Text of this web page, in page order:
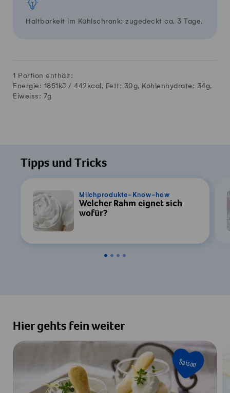
Haltbarkeit im Kühlschrank: zugedeckt ca. 3 Tage.
1 Portion enthält:
Energie: 1851kJ / 442 kcal, Fett: 30g, Kohlenhydrate: 34g,
Eiweiss: 7g
Tipps und Tricks
Milchprodukte-Know-how
Welcher Rahm eignet sich
wofür?
Hier gehts fein weiter
Saison